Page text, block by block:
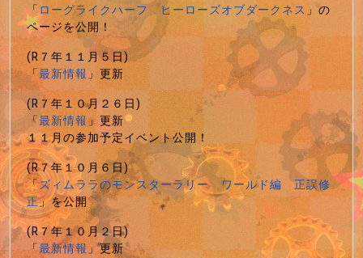
「ローグライクハーフ ヒーローズオブダークネス」の
ページを公開！
(R７年１１月５日)
「最新情報」更新
(R７年１０月２６日)
「最新情報」更新
１１月の参加予定イベント公開！
(R７年１０月６日)
「ズィムララのモンスターラリー ワールド編 正誤修
正」を公開
(R７年１０月２日)
「最新情報」更新